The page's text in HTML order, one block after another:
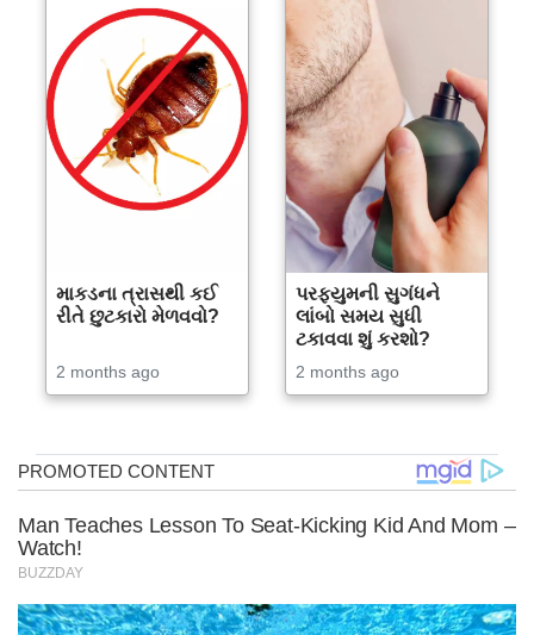
માકડના ત્રાસથી કઈ
રીતે છુટકારો મેળવવો?
2 months ago
પરફ્યુમની સુગંધને
લાંબો સમય સુધી
ટકાવવા શું કરશો?
2 months ago